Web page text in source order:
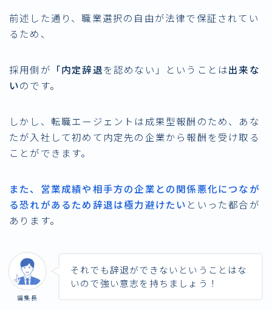
前述した通り、職業選択の自由が法律で保証されてい
る ため、
採用側が 「内定辞退を認めない」ということは出来な
いのです。
しかし、転職エージェントは成果型報酬のため、あな
たが入社して初めて内定先の企業から報酬を受け取る
ことができます。
また、営業成績や相手方の企業との関係悪化につなが
る恐れがあるため辞退は極力避けたい といった都合が
あります。
編集長
それでも辞退ができないということはな
いので強い意志を持ちましょう！